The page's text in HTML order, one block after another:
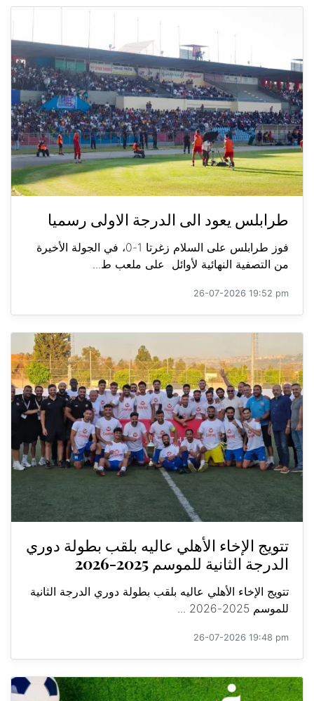
طرابلس يعود الى الدرجة الاولى رسميا
فوز طرابلس على السلام زغرتا 1-0، في الجولة الأخيرة
من التصفية النهائية لأوائل على ملعب ط...
26-07-2026 19:52 pm
تتويج الإخاء الأهلي عاليه بلقب بطولة دوري
الدرجة الثانية للموسم 2025-2026
تتويج الإخاء الأهلي عاليه بلقب بطولة دوري الدرجة الثانية
للموسم 2025-2026 ...
26-07-2026 19:48 pm